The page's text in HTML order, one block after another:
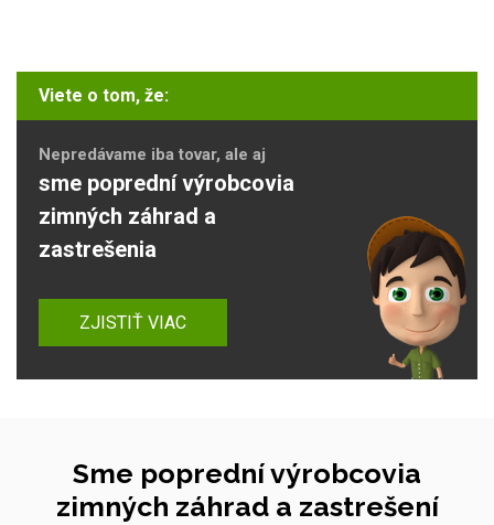
Viete o tom, že:
Nepredávame iba tovar, ale aj
sme poprední výrobcovia
zimných záhrad a
zastrešenia
ZJISTIŤ VIAC
Sme poprední výrobcovia
zimných záhrad a zastrešení